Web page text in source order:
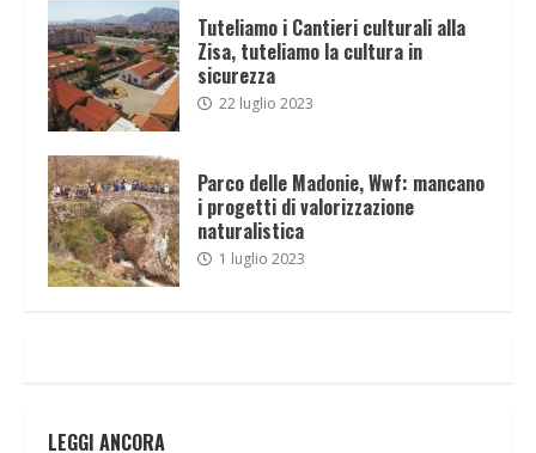
Tuteliamo i Cantieri culturali alla
Zisa, tuteliamo la cultura in
sicurezza
22 luglio 2023
Parco delle Madonie, Wwf: mancano
i progetti di valorizzazione
naturalistica
1 luglio 2023
LEGGI ANCORA